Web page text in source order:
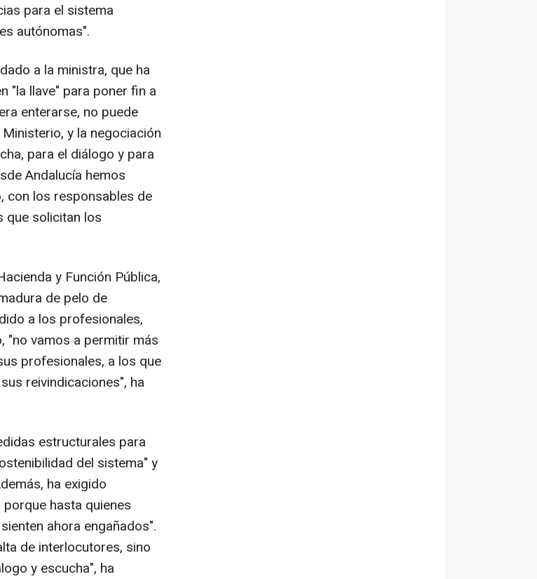
para el sistema
autónomas".
a la ministra, que ha
"la llave" para poner fin a
enterarse, no puede
y la negociación
para el diálogo y para
Andalucía hemos
con los responsables de
que solicitan los
y Función Pública,
de pelo de
a los profesionales,
"no vamos a permitir más
profesionales, a los que
reivindicaciones", ha
estructurales para
del sistema" y
ha exigido
hasta quienes
ahora engañados".
de interlocutores, sino
y escucha", ha